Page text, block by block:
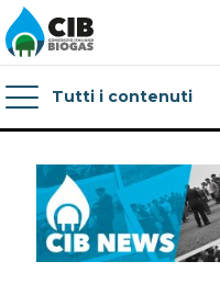
Tutti i contenuti